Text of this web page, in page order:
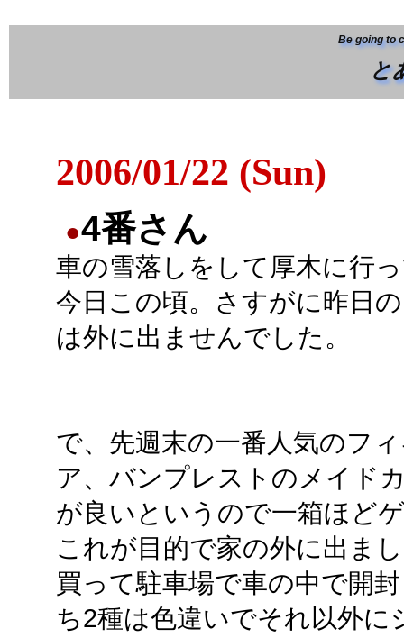
Be going to
と
2006/01/22 (Sun)
●4番さん
車の雪落しをして厚木に行
今日この頃。さすがに昨日
は外に出ませんでした。
で、先週末の一番人気のフ
ア、バンプレストのメイド
が良いというので一箱ほど
これが目的で家の外に出ま
買って駐車場で車の中で開
ち2種は色違いでそれ以外